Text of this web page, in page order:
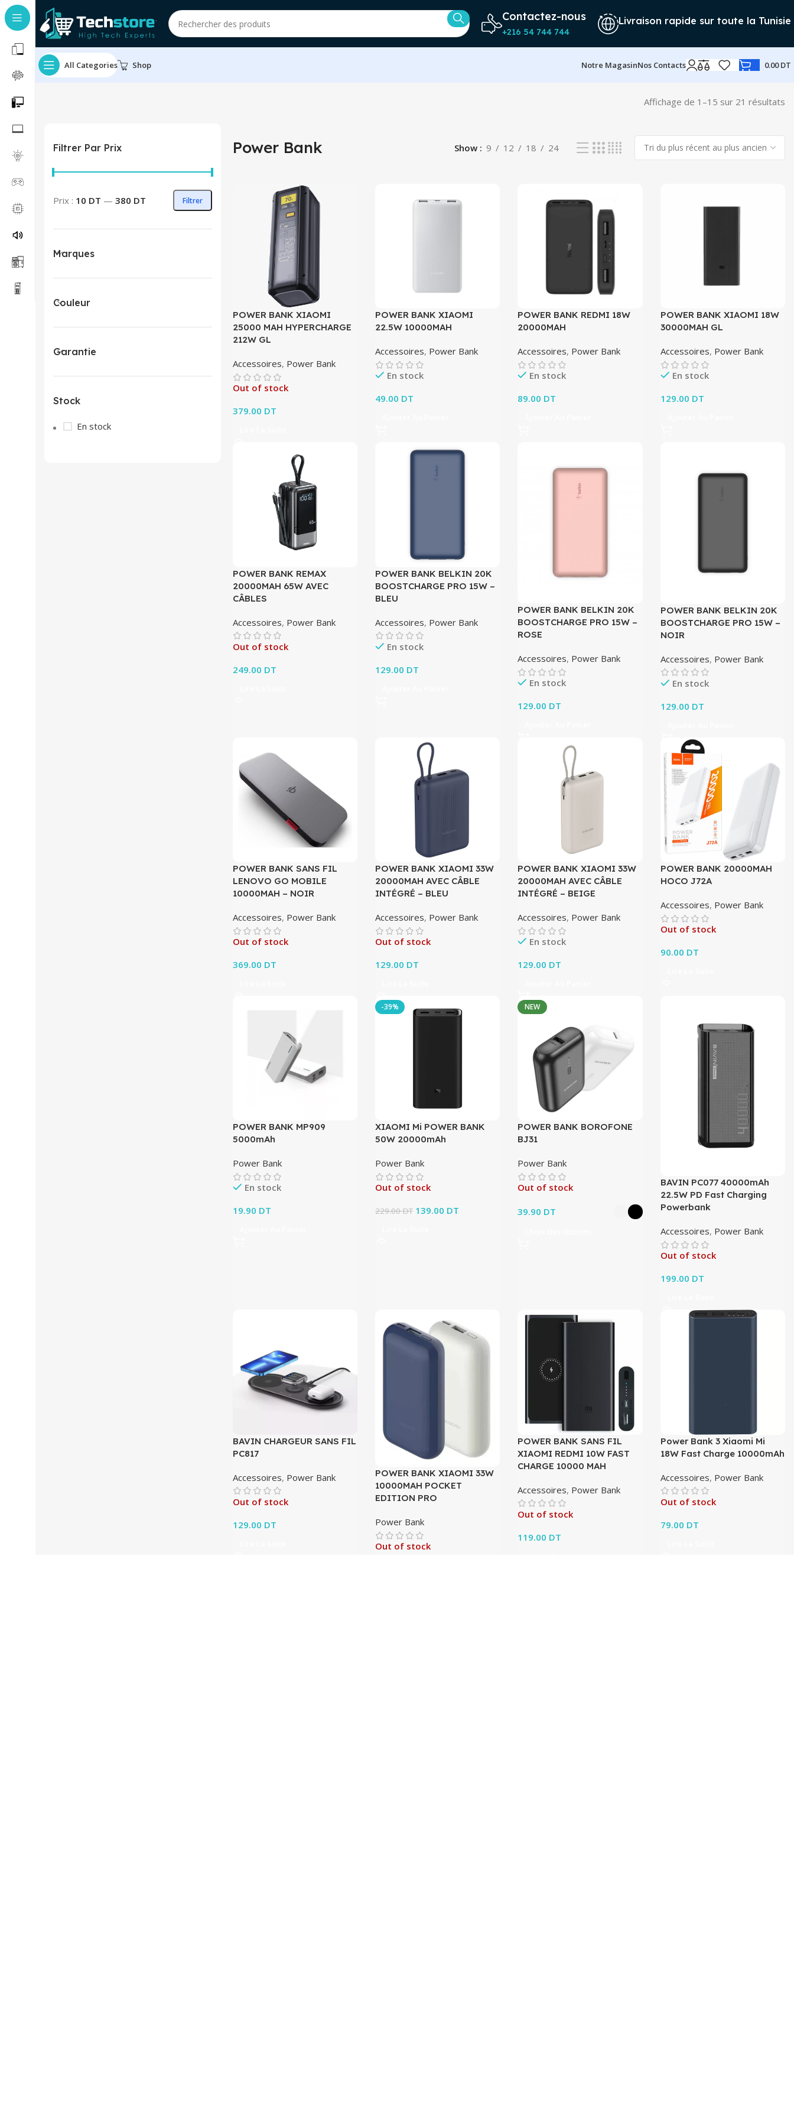
Contactez-nous
+216 54 744 744
Livraison rapide sur toute la Tunisie
All Categories Shop Notre MagasinNos Contacts 0.00DT
Affichage de 1–15 sur 21 résultats
Filtrer Par Prix
Prix min
Prix max Filtrer
Prix : 10 DT — 380 DT
Marques
Couleur
Garantie
Stock
En stock
Power Bank Show 9 12 18 24
POWER BANK XIAOMI
25000 MAH HYPERCHARGE
212W GL
Accessoires, Power Bank
Out of stock
379.00 DT
POWER BANK XIAOMI
22.5W 10000MAH
Accessoires, Power Bank
En stock
49.00 DT
POWER BANK REDMI 18W
20000MAH
Accessoires, Power Bank
En stock
89.00 DT
POWER BANK XIAOMI 18W
30000MAH GL
Accessoires, Power Bank
En stock
129.00 DT
POWER BANK REMAX
20000MAH 65W AVEC
CÂBLES
Accessoires, Power Bank
Out of stock
249.00 DT
POWER BANK BELKIN 20K
BOOSTCHARGE PRO 15W –
BLEU
Accessoires, Power Bank
En stock
129.00 DT
POWER BANK BELKIN 20K
BOOSTCHARGE PRO 15W –
ROSE
Accessoires, Power Bank
En stock
129.00 DT
POWER BANK BELKIN 20K
BOOSTCHARGE PRO 15W –
NOIR
Accessoires, Power Bank
En stock
129.00 DT
POWER BANK SANS FIL
LENOVO GO MOBILE
10000MAH – NOIR
Accessoires, Power Bank
Out of stock
369.00 DT
POWER BANK XIAOMI 33W
20000MAH AVEC CÂBLE
INTÉGRÉ – BLEU
Accessoires, Power Bank
Out of stock
129.00 DT
POWER BANK XIAOMI 33W
20000MAH AVEC CÂBLE
INTÉGRÉ – BEIGE
Accessoires, Power Bank
En stock
129.00 DT
POWER BANK 20000MAH
HOCO J72A
Accessoires, Power Bank
Out of stock
90.00 DT
POWER BANK MP909
5000mAh
Power Bank
En stock
19.90 DT
-39%
XIAOMI Mi POWER BANK
50W 20000mAh
Power Bank
Out of stock
229.00DT Le prix initial était :
139.00 DT
NEW
POWER BANK BOROFONE
BJ31
Power Bank
Out of stock
39.90 DT
BAVIN PC077 40000mAh
22.5W PD Fast Charging
Powerbank
Accessoires, Power Bank
Out of stock
199.00 DT
BAVIN CHARGEUR SANS FIL
PC817
Accessoires, Power Bank
Out of stock
129.00 DT
POWER BANK XIAOMI 33W
10000MAH POCKET
EDITION PRO
Power Bank
Out of stock
POWER BANK SANS FIL
XIAOMI REDMI 10W FAST
CHARGE 10000 MAH
Accessoires, Power Bank
Out of stock
119.00 DT
Power Bank 3 Xiaomi Mi
18W Fast Charge 10000mAh
Accessoires, Power Bank
Out of stock
79.00 DT